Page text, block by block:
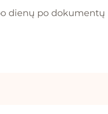
dienų po dokumentų